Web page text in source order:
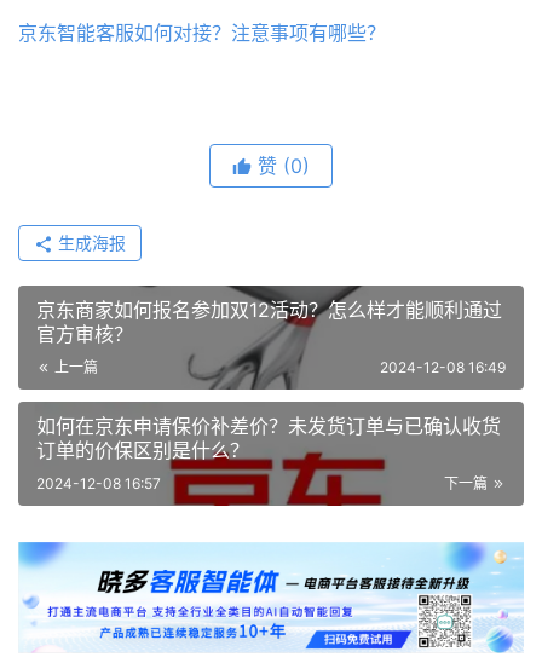
京东智能客服如何对接？注意事项有哪些？
赞 (0)
生成海报
京东商家如何报名参加双12活动？怎么样才能顺利通过
官方审核？
上一篇 2024-12-08 16:49
如何在京东申请保价补差价？未发货订单与已确认收货
订单的价保区别是什么？
下一篇
2024-12-08 16:57